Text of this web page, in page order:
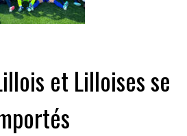
et Lilloises se